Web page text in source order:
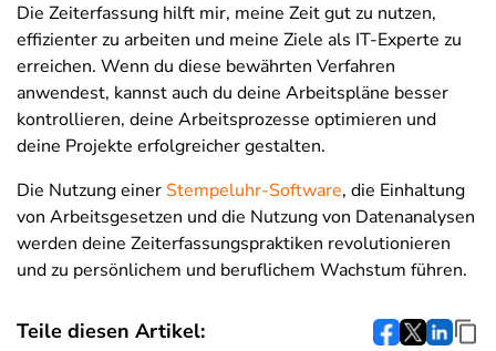
Die Zeiterfassung hilft mir, meine Zeit gut zu nutzen,
effizienter zu arbeiten und meine Ziele als IT-Experte zu
erreichen. Wenn du diese bewährten Verfahren
anwendest, kannst auch du deine Arbeitspläne besser
kontrollieren, deine Arbeitsprozesse optimieren und
deine Projekte erfolgreicher gestalten.
Die Nutzung einer Stempeluhr-Software, die Einhaltung
von Arbeitsgesetzen und die Nutzung von Datenanalysen
werden deine Zeiterfassungspraktiken revolutionieren
und zu persönlichem und beruflichem Wachstum führen.
Teile diesen Artikel: